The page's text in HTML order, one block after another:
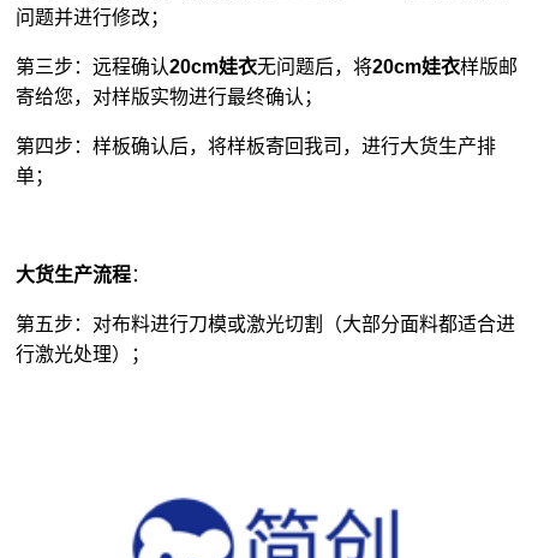
问题并进行修改；
第三步：远程确认20cm娃衣无问题后，将20cm娃衣样版邮
寄给您，对样版实物进行最终确认；
第四步：样板确认后，将样板寄回我司，进行大货生产排
单；
大货生产流程：
第五步：对布料进行刀模或激光切割（大部分面料都适合进
行激光处理）；